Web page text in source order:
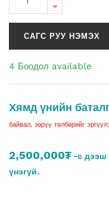
САГС РУУ НЭМЭХ
4 Боодол available
Хямд үнийн
байвал, зөрүү төлбөрийг
2,500,000₮ -с дээш
үнэгүй.